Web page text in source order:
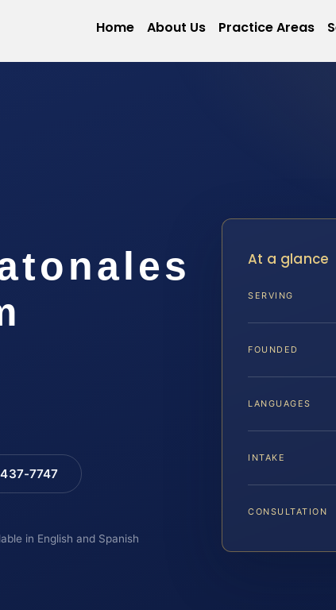
Home About Us Practice Areas
7747
in English and Spanish
At a glance
SERVING
FOUNDED
LANGUAGES
INTAKE
CONSULTATION